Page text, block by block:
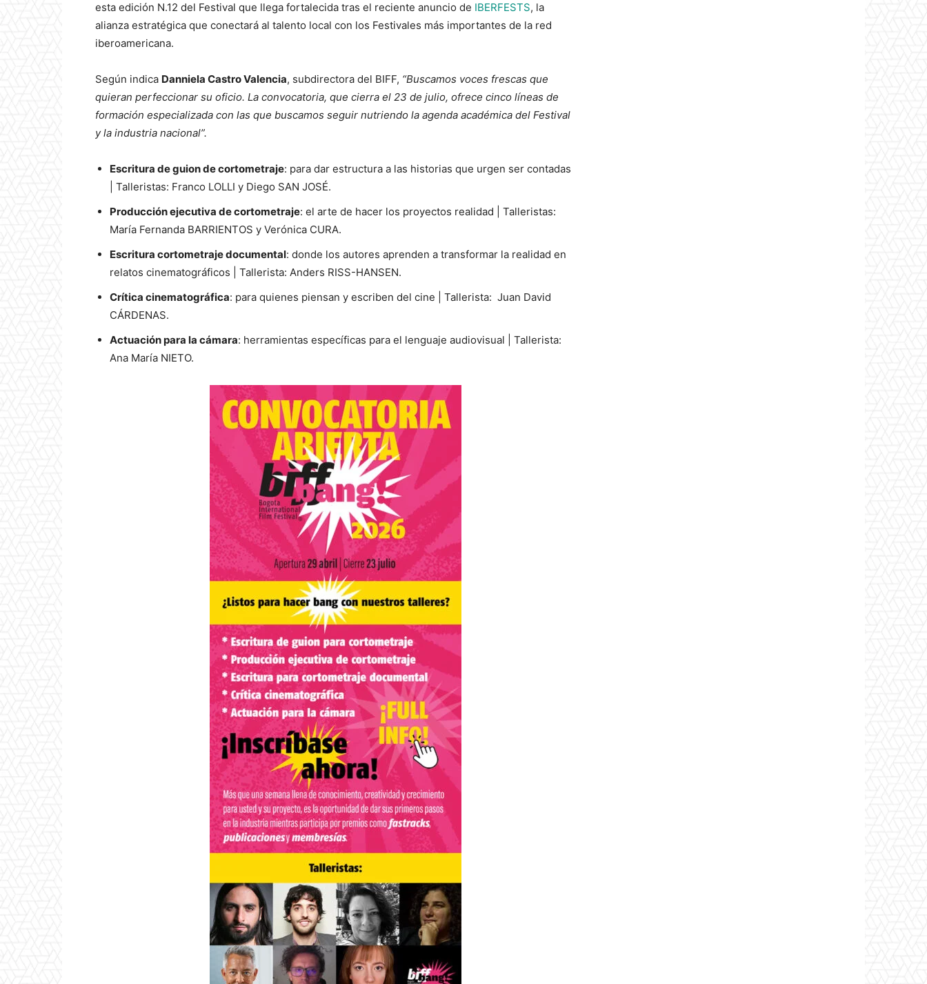
esta edición N.12 del Festival que llega fortalecida tras el reciente anuncio de IBERFESTS, la
alianza estratégica que conectará al talento local con los Festivales más importantes de la red
iberoamericana.
Según indica Danniela Castro Valencia, subdirectora del BIFF, “Buscamos voces frescas que
quieran perfeccionar su oficio. La convocatoria, que cierra el 23 de julio, ofrece cinco líneas de
formación especializada con las que buscamos seguir nutriendo la agenda académica del Festival
y la industria nacional”.
Escritura de guion de cortometraje: para dar estructura a las historias que urgen ser contadas
| Talleristas: Franco LOLLI y Diego SAN JOSÉ.
Producción ejecutiva de cortometraje: el arte de hacer los proyectos realidad | Talleristas:
María Fernanda BARRIENTOS y Verónica CURA.
Escritura cortometraje documental: donde los autores aprenden a transformar la realidad en
relatos cinematográficos | Tallerista: Anders RISS-HANSEN.
Crítica cinematográfica: para quienes piensan y escriben del cine | Tallerista: Juan David
CÁRDENAS.
Actuación para la cámara: herramientas específicas para el lenguaje audiovisual | Tallerista:
Ana María NIETO.